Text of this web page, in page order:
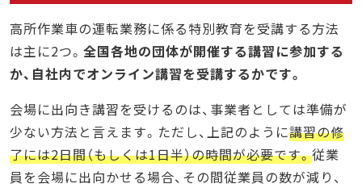
高所作業車の運転業務に係る特別教育を受講する方法
は主に2つ。 全国各地の団体が開催する講習に参加する
か、自社内でオンライン講習を受講するかです。
会場に出向き講習を受けるのは、事業者としては準備が
少ない方法と言えます。ただし、上記のように講習の修
了には2日間（もしくは1日半）の時間が必要です。従業
員を会場に出向かせる場合、その間従業員の数が減り、